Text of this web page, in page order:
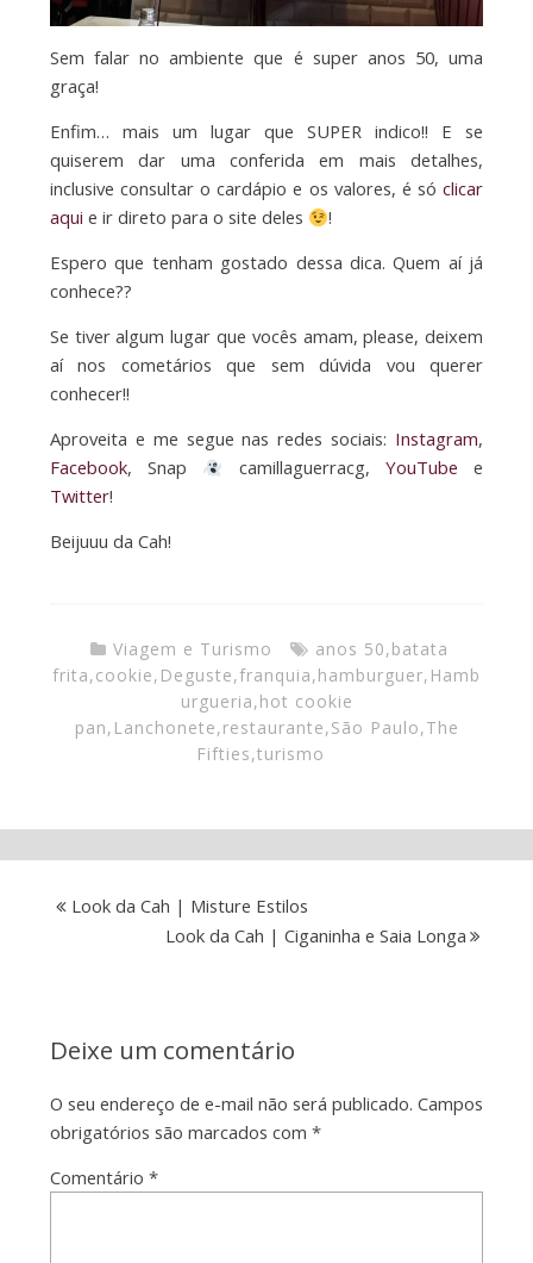
Sem falar no ambiente que é super anos 50, uma
graça!
Enfim… mais um lugar que SUPER indico!! E se
quiserem dar uma conferida em mais detalhes,
inclusive consultar o cardápio e os valores, é sóclicar
aqui e ir direto para o site deles
!
Espero que tenham gostado dessa dica. Quem aí já
conhece??
Se tiver algum lugar que vocês amam, please, deixem
aí nos cometários que sem dúvida vou querer
conhecer!!
Aproveita e me segue nas redes sociais: Instagram,
Facebook, Snap camillaguerracg, YouTube e
Twitter!
Beijuuu da Cah!
Viagem e Turismo anos 50,batata
frita,cookie, Deguste,franquia,hamburguer, Hamb
urgueria,hot cookie
pan, Lanchonete,restaurante,São Paulo,The
Fifties,turismo
Look da Cah | Misture Estilos
Look da Cah | Ciganinha e Saia Longa
Deixe um comentário
O seu endereço de e-mail não será publicado. Campos
obrigatórios são marcados com *
Comentário *